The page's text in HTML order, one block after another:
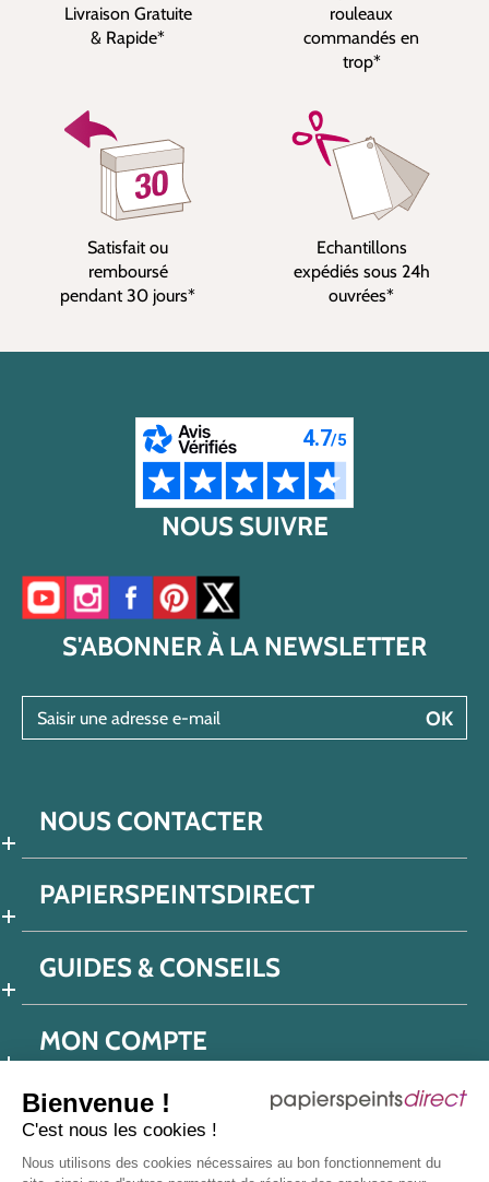
Bienvenue !
C'est nous les cookies !
Nous utilisons des cookies nécessaires au bon fonctionnement du
Livraison Gratuite
& Rapide*
rouleaux
commandés en
trop*
Satisfait ou
remboursé
pendant 30 jours*
Echantillons
expédiés sous 24h
ouvrées*
NOUS SUIVRE
Accéder à notre chaîne YouTube
Accéder à notre compte Instagram
Accéder à notre page Facebook
Accéder à notre compte Pinterest
Accéder à notre compte Twitter/X
S'ABONNER À LA NEWSLETTER
OK
NOUS CONTACTER
PAPIERSPEINTSDIRECT
GUIDES & CONSEILS
MON COMPTE